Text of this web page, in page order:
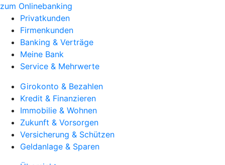
zum Onlinebanking
Privatkunden
Firmenkunden
Banking & Verträge
Meine Bank
Service & Mehrwerte
Girokonto & Bezahlen
Kredit & Finanzieren
Immobilie & Wohnen
Zukunft & Vorsorgen
Versicherung & Schützen
Geldanlage & Sparen